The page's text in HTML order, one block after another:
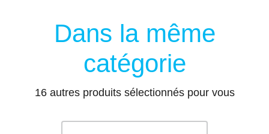
Dans la même
catégorie
16 autres produits sélectionnés pour vous